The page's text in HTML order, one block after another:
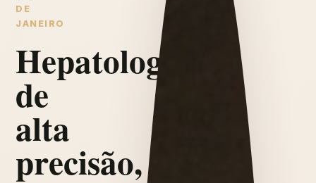
DE
JANEIRO
Hepatologia
de
alta
precisão,